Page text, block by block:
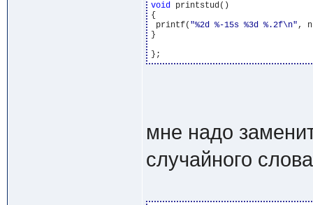
void printstud()
{
printf( "%2d %-15s %3d %.2f\n",
}
мне надо
случайного